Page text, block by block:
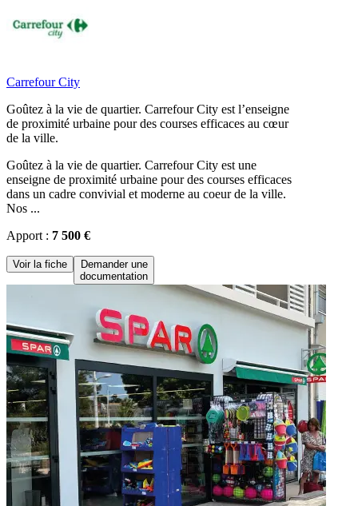
Carrefour City
Goûtez à la vie de quartier. Carrefour City est l’enseigne
de proximité urbaine pour des courses efficaces au cœur
de la ville.
Goûtez à la vie de quartier. Carrefour City est une
enseigne de proximité urbaine pour des courses efficaces
dans un cadre convivial et moderne au coeur de la ville.
Nos ...
Apport : 7 500 €
Voir la fiche
Demander une
documentation